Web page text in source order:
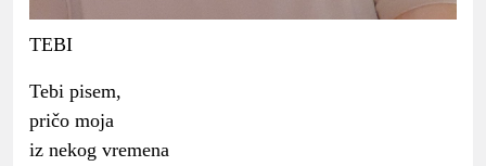
TEBI
Tebi pisem,
pričo moja
iz nekog vremena